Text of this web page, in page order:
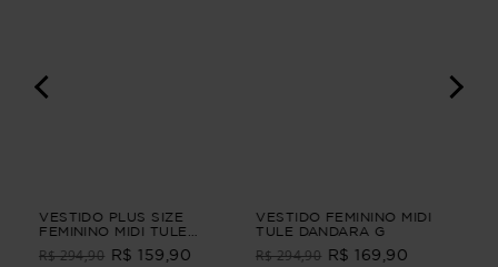
VESTIDO PLUS SIZE
FEMININO MIDI TULE
CLARIDADE Preto M
R$ 294,90 R$ 159,90
VESTIDO FEMININO MIDI
TULE DANDARA G
R$ 294,90 R$ 169,90